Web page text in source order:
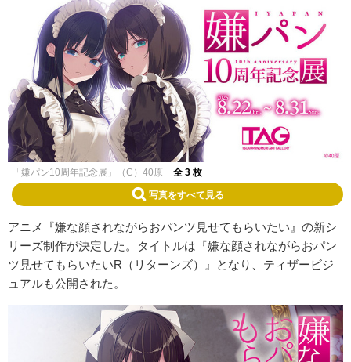
「嫌パン10周年記念展」（C）40原 全 3 枚
写真をすべて見る
アニメ『嫌な顔されながらおパンツ見せてもらいたい』の新シ
リーズ制作が決定した。タイトルは『嫌な顔されながらおパン
ツ見せてもらいたいR（リターンズ）』となり、ティザービジ
ュアルも公開された。